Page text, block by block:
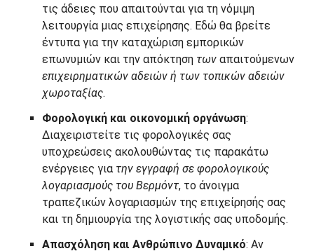
τις άδειες που απαιτούνται για τη νόμιμη
λειτουργία μιας επιχείρησης. Εδώ θα βρείτε
έντυπα για την καταχώριση εμπορικών
επωνυμιών και την απόκτηση των απαιτούμενων
επιχειρηματικών αδειών ή των τοπικών αδειών
χωροταξίας.
Φορολογική και οικονομική οργάνωση:
Διαχειριστείτε τις φορολογικές σας
υποχρεώσεις ακολουθώντας τις παρακάτω
ενέργειες για την εγγραφή σε φορολογικούς
λογαριασμούς του Βερμόντ, το άνοιγμα
τραπεζικών λογαριασμών της επιχείρησής σας
και τη δημιουργία της λογιστικής σας υποδομής.
Απασχόληση και Ανθρώπινο Δυναμικό: Αν